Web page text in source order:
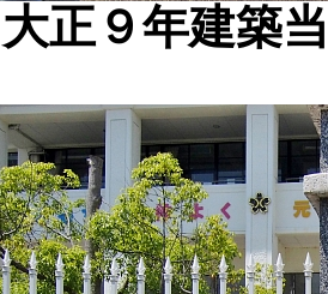
大正９年建築